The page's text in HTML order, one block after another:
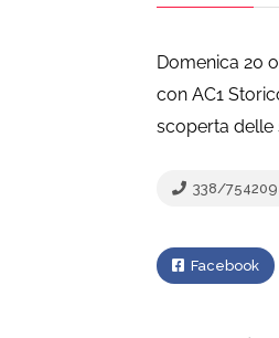
Domenica 20
con AC1
scoperta delle
338/
Facebook